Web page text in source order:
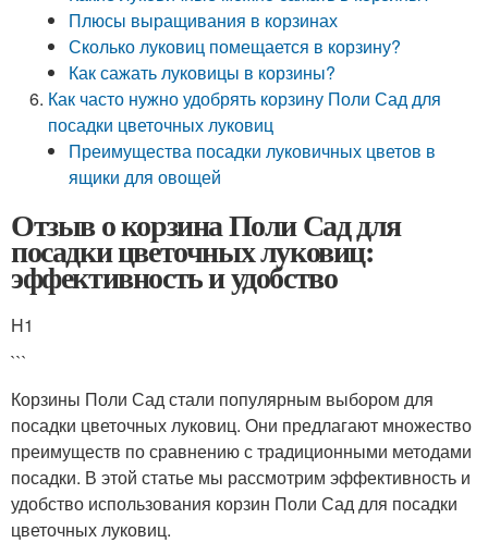
Плюсы выращивания в корзинах
Сколько луковиц помещается в корзину?
Как сажать луковицы в корзины?
Как часто нужно удобрять корзину Поли Сад для
посадки цветочных луковиц
Преимущества посадки луковичных цветов в
ящики для овощей
Отзыв о корзина Поли Сад для
посадки цветочных луковиц:
эффективность и удобство
H1
```
Корзины Поли Сад стали популярным выбором для
посадки цветочных луковиц. Они предлагают множество
преимуществ по сравнению с традиционными методами
посадки. В этой статье мы рассмотрим эффективность и
удобство использования корзин Поли Сад для посадки
цветочных луковиц.